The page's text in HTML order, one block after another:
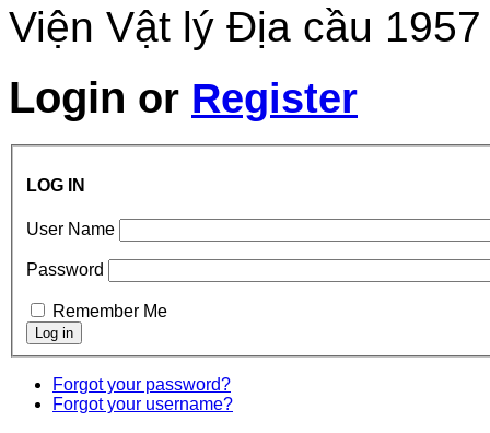
Viện Vật lý Địa cầu
Login or Register
LOG IN
User Name
Password
Remember Me
Forgot your password?
Forgot your username?